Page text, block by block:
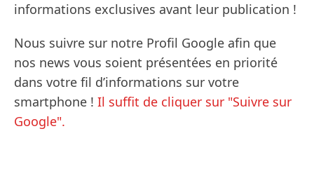
informations exclusives avant leur publication !
Nous suivre sur notre Profil Google afin que
nos news vous soient présentées en priorité
dans votre fil d’informations sur votre
smartphone ! Il suffit de cliquer sur "Suivre sur
Google".